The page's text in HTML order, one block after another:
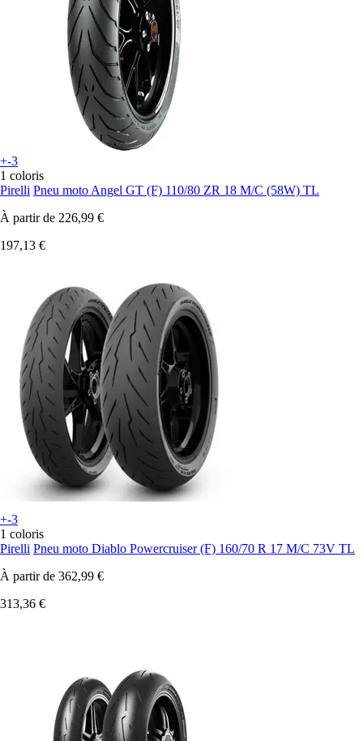
+-3
1 coloris
Pirelli Pneu moto Angel GT (F) 110/80 ZR 18 M/C (58W) TL
À partir de 226,99 €
197,13 €
+-3
1 coloris
Pirelli Pneu moto Diablo Powercruiser (F) 160/70 R 17 M/C 73V TL
À partir de 362,99 €
313,36 €